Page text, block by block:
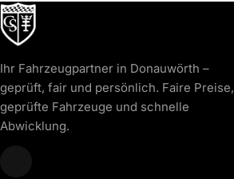
Ihr Fahrzeugpartner in Donauwörth –
geprüft, fair und persönlich. Faire Preise,
geprüfte Fahrzeuge und schnelle
Abwicklung.